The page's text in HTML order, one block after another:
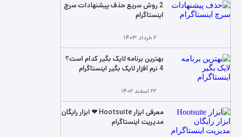
2 روش سریع حذف پیشنهادات سرچ
اینستاگرام
۲ خرداد ۱۴۰۳
بهترین برنامه لایک بگیر کدام است؟
4 نرم افزار لایک بگیر اینستاگرام
۲۲ اسفند ۱۴۰۲
معرفی ابزار Hootsuite ❤ ابزار رایگان
مدیریت اینستاگرام